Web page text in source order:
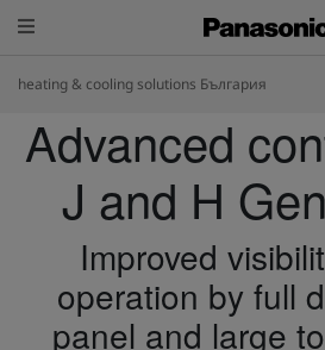
heating & cooling solutions България
Advanced
J and H
Improved
operation by full
panel and large